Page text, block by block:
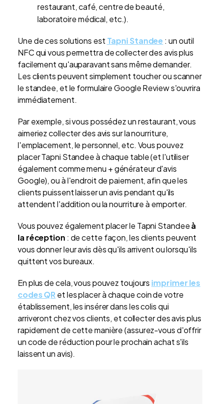
restaurant, café, centre de beauté,
laboratoire médical, etc.).
Une de ces solutions est Tapni Standee : un outil
NFC qui vous permettra de collecter des avis plus
facilement qu'auparavant sans même demander.
Les clients peuvent simplement toucher ou scanner
le standee, et le formulaire Google Review s'ouvrira
immédiatement.
Par exemple, si vous possédez un restaurant, vous
aimeriez collecter des avis sur la nourriture,
l'emplacement, le personnel, etc. Vous pouvez
placer Tapni Standee à chaque table (et l'utiliser
également comme menu + générateur d'avis
Google), ou à l'endroit de paiement, afin que les
clients puissent laisser un avis pendant qu'ils
attendent l'addition ou la nourriture à emporter.
Vous pouvez également placer le Tapni Standeeà
la réception : de cette façon, les clients peuvent
vous donner leur avis dès qu'ils arrivent ou lorsqu'ils
quittent vos bureaux.
En plus de cela, vous pouvez toujours imprimer les
codes QR et les placer à chaque coin de votre
établissement, les insérer dans les colis qui
arriveront chez vos clients, et collecter des avis plus
rapidement de cette manière (assurez-vous d'offrir
un code de réduction pour le prochain achat s'ils
laissent un avis).